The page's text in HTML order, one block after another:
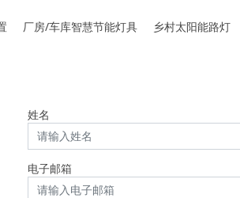
厂房/车库智慧节能灯具 乡村太阳能路灯
姓名
电子邮箱